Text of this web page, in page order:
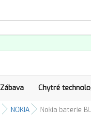
Zábava Chytré
NOKIA Nokia baterie